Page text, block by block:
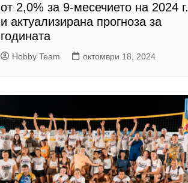
от 2,0% за 9-месечието на 2024 г.
и актуализирана прогноза за
годината
Hobby Team октомври 18, 2024